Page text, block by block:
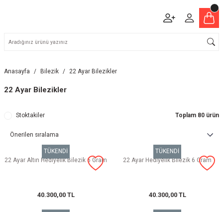
Anasayfa Bilezik 22 Ayar Bilezikler
22 Ayar Bilezikler
Stoktakiler Toplam 80 ürün
TÜKENDİ
22 Ayar Altın Hediyelik Bilezik 6 Gram
40.300,00 TL
TÜKENDİ
22 Ayar Hediyelik Bilezik 6 Gram
40.300,00 TL